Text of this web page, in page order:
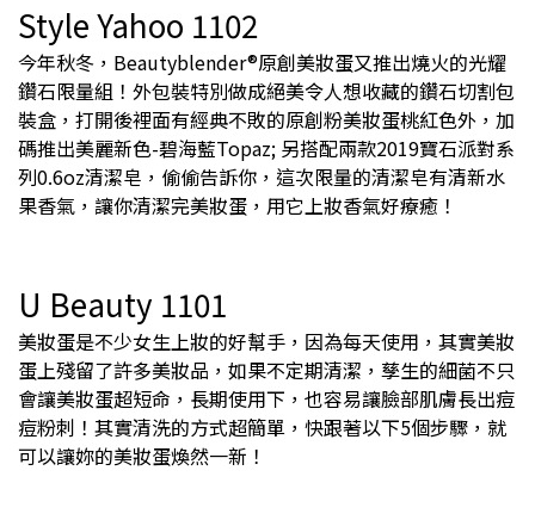
Style Yahoo 1102
今年秋冬，Beautyblender®原創美妝蛋又推出燒火的光耀
鑽石限量組！外包裝特別做成絕美令人想收藏的鑽石切割包
裝盒，打開後裡面有經典不敗的原創粉美妝蛋桃紅色外，加
碼推出美麗新色-碧海藍Topaz; 另搭配兩款2019寶石派對系
列0.6oz清潔皂，偷偷告訴你，這次限量的清潔皂有清新水
果香氣，讓你清潔完美妝蛋，用它上妝香氣好療癒！
U Beauty 1101
美妝蛋是不少女生上妝的好幫手，因為每天使用，其實美妝
蛋上殘留了許多美妝品，如果不定期清潔，孳生的細菌不只
會讓美妝蛋超短命，長期使用下，也容易讓臉部肌膚長出痘
痘粉刺！其實清洗的方式超簡單，快跟著以下5個步驟，就
可以讓妳的美妝蛋煥然一新！